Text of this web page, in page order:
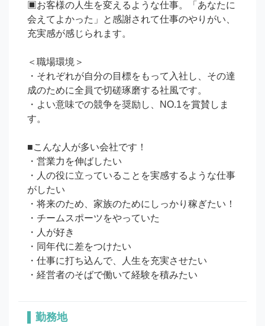
▣お客様の人生を変えるような仕事。「あなたに
会えてよかった」と感謝されて仕事のやりがい、
充実感が感じられます。
＜職場環境＞
・それぞれが自分の目標をもって入社し、その達
成のために全員で切磋琢磨する社風です。
・よい意味での競争を奨励し、NO.1を賞賛しま
す。
■こんな人が多い会社です！
・営業力を伸ばしたい
・人の役に立っていることを実感するような仕事
がしたい
・将来のため、家族のためにしっかり稼ぎたい！
・チームスポーツをやっていた
・人が好き
・同年代に差をつけたい
・仕事に打ち込んで、人生を充実させたい
勤務地